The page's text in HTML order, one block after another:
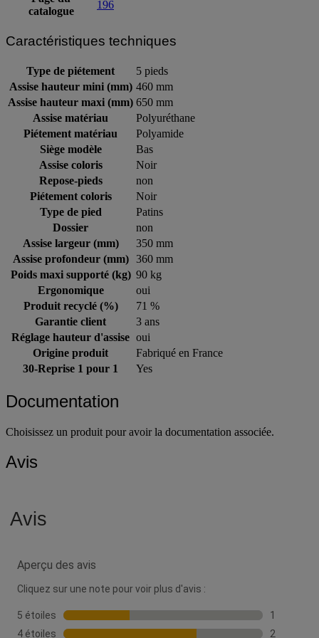
catalogue
196
Caractéristiques techniques
Type de piétement
5 pieds
Assise hauteur mini (mm) 460 mm
Assise hauteur maxi (mm) 650 mm
Assise matériau
Polyuréthane
Piétement matériau
Polyamide
Siège modèle
Bas
Assise coloris
Noir
Repose-pieds
non
Piétement coloris
Noir
Type de pied
Patins
Dossier
non
Assise largeur (mm)
350 mm
Assise profondeur (mm)
360 mm
Poids maxi supporté (kg) 90 kg
Ergonomique
oui
Produit recyclé (%)
71 %
Garantie client
3 ans
Réglage hauteur d'assise oui
Origine produit
Fabriqué en France
30-Reprise 1 pour 1
Yes
Documentation
Choisissez un produit pour avoir la documentation associée.
Avis